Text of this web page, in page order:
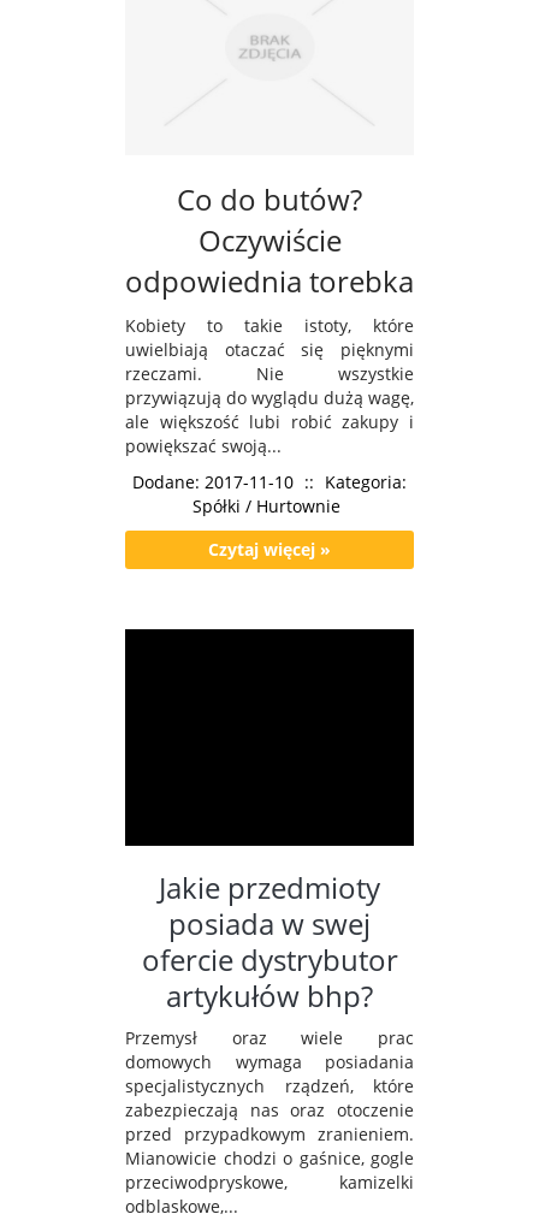
Co do butów?
Oczywiście
odpowiednia torebka
Kobiety to takie istoty, które
uwielbiają otaczać się pięknymi
rzeczami. Nie wszystkie
przywiązują do wyglądu dużą wagę,
ale większość lubi robić zakupy i
powiększać swoją...
Dodane: 2017-11-10 :: Kategoria:
Spółki / Hurtownie
Czytaj więcej »
Jakie przedmioty
posiada w swej
ofercie dystrybutor
artykułów bhp?
Przemysł oraz wiele prac
domowych wymaga posiadania
specjalistycznych rządzeń, które
zabezpieczają nas oraz otoczenie
przed przypadkowym zranieniem.
Mianowicie chodzi o gaśnice, gogle
przeciwodpryskowe, kamizelki
odblaskowe,...